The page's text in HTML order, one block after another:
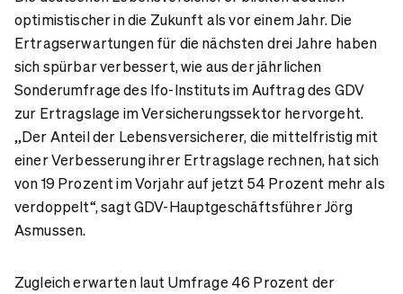
optimistischer in die Zukunft als vor einem Jahr. Die
Ertragserwartungen für die nächsten drei Jahre haben
sich spürbar verbessert, wie aus der jährlichen
Sonderumfrage des Ifo-Instituts im Auftrag des GDV
zur Ertragslage im Versicherungssektor hervorgeht.
„Der Anteil der Lebensversicherer, die mittelfristig mit
einer Verbesserung ihrer Ertragslage rechnen, hat sich
von 19 Prozent im Vorjahr auf jetzt 54 Prozent mehr als
verdoppelt“, sagt GDV-Hauptgeschäftsführer Jörg
Asmussen.
Zugleich erwarten laut Umfrage 46 Prozent der